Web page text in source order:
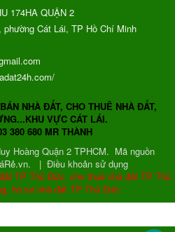
174HA QUẬN 2
phường Cát Lái, TP Hồ Chí Minh
NHÀ ĐẤT, CHO THUÊ NHÀ ĐẤT,
VỰC CÁT LÁI.
380 680 MR THÀNH
Hoàng Quận 2 TPHCM. Mã nguồn
| Điều khoản sử dụng
TP Thủ Đức, cho thuê nhà đất TP Thủ
hồ sơ nhà đất TP Thủ Đức.